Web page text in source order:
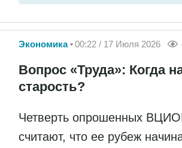
Экономика 00:22 / 17 Июля 2026
Вопрос «Труда»: Когда
старость?
Четверть опрошенных
считают, что ее рубеж